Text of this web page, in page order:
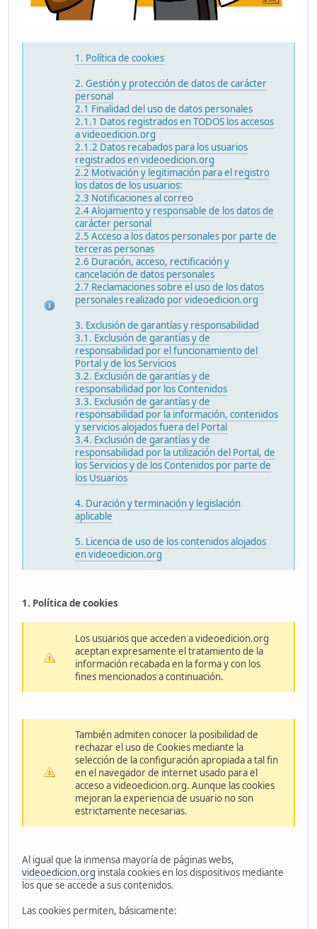
1. Política de cookies
2. Gestión y protección de datos de carácter
personal
2.1 Finalidad del uso de datos personales
2.1.1 Datos registrados en TODOS los accesos
a videoedicion.org
2.1.2 Datos recabados para los usuarios
registrados en videoedicion.org
2.2 Motivación y legitimación para el registro
los datos de los usuarios:
2.3 Notificaciones al correo
2.4 Alojamiento y responsable de los datos de
carácter personal
2.5 Acceso a los datos personales por parte de
terceras personas
2.6 Duración, acceso, rectificación y
cancelación de datos personales
2.7 Reclamaciones sobre el uso de los datos
personales realizado por videoedicion.org
3. Exclusión de garantías y responsabilidad
3.1. Exclusión de garantías y de
responsabilidad por el funcionamiento del
Portal y de los Servicios
3.2. Exclusión de garantías y de
responsabilidad por los Contenidos
3.3. Exclusión de garantías y de
responsabilidad por la información, contenidos
y servicios alojados fuera del Portal
3.4. Exclusión de garantías y de
responsabilidad por la utilización del Portal, de
los Servicios y de los Contenidos por parte de
los Usuarios
4. Duración y terminación y legislación
aplicable
5. Licencia de uso de los contenidos alojados
en videoedicion.org
1. Política de cookies
Los usuarios que acceden a videoedicion.org
aceptan expresamente el tratamiento de la
información recabada en la forma y con los
fines mencionados a continuación.
También admiten conocer la posibilidad de
rechazar el uso de Cookies mediante la
selección de la configuración apropiada a tal fin
en el navegador de internet usado para el
acceso a videoedicion.org. Aunque las cookies
mejoran la experiencia de usuario no son
estrictamente necesarias.
Al igual que la inmensa mayoría de páginas webs,
videoedicion.org instala cookies en los dispositivos mediante
los que se accede a sus contenidos.
Las cookies permiten, básicamente: